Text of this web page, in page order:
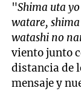
"Shima uta
watare,
watashi no
viento junto
distancia de
mensaje y